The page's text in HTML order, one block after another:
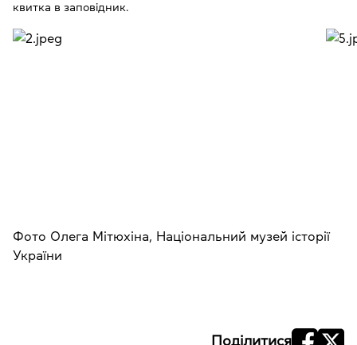
квитка в заповідник.
Фото Олега Мітюхіна, Національний музей історії
України
Поділитися